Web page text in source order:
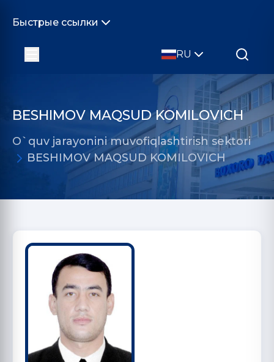
Быстрые ссылки
RU
BESHIMOV MAQSUD KOMILOVICH
O`quv jarayonini muvofiqlashtirish sektori
BESHIMOV MAQSUD KOMILOVICH